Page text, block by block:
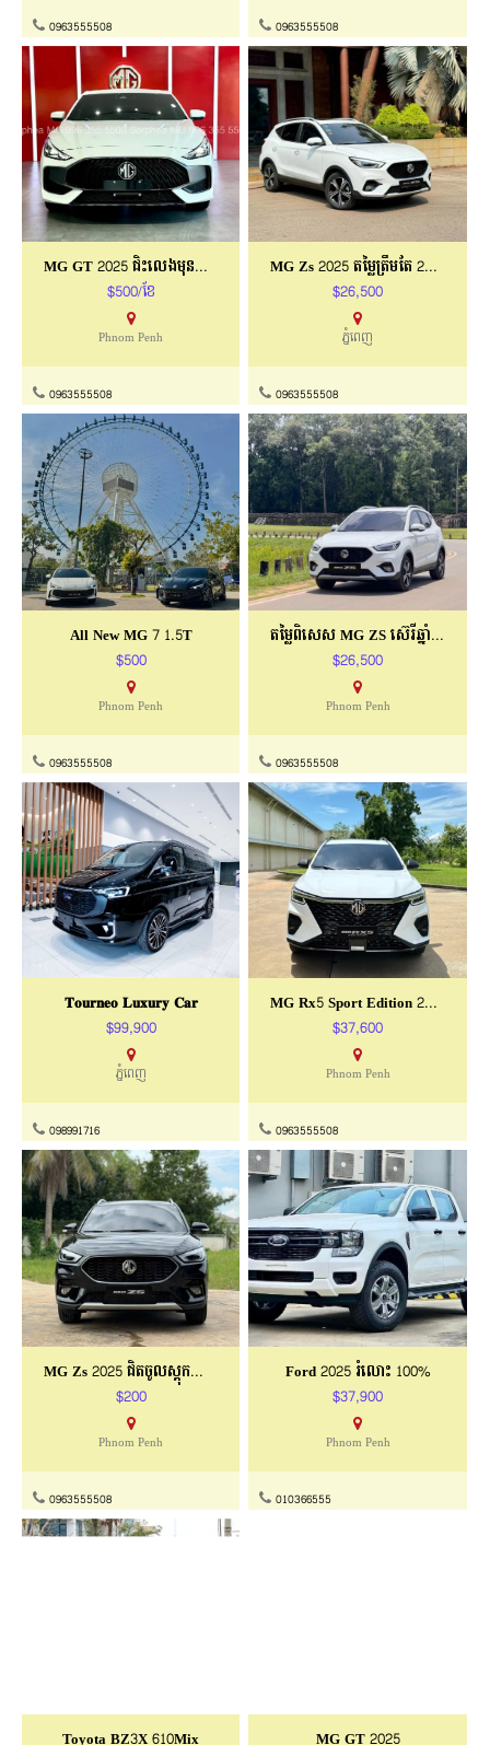
$600/ខែ
Phnom Penh
061888107
$2,500/ខែ
Phnom Penh
0965230075
វីឡាភ្លោះសម្រាប់ជួលមានសម្ភារះពេញ
$650/ខែ
061888107
វីឡាកូនកាត់ សម្រាប់ជួលក្នុងបុរី វិមានភ្នំពេញ
$900/ខែ
បុរី​ វិមានភ្នំពេញ
0965230075
ឡានសេរីឆ្នាំ ២០២៥ សំរាប់លក់
MG HS Trophy 2025
$35,800
0963555508
MG ZS 2025
$26,800
0963555508
$500/ខែ
0963555508
$26,500